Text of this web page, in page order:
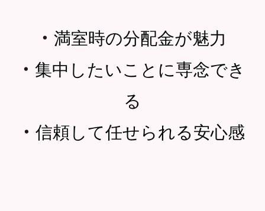
・ 満室時の分配金が魅力
・ 集中したいことに専念でき
る
・ 信頼して任せられる安心感